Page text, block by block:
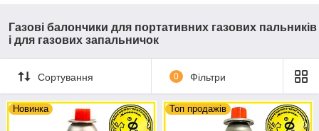
Газові балончики для портативних газових пальників
і для газових запальничок
Сортування 0 Фільтри
Новинка Топ продажів